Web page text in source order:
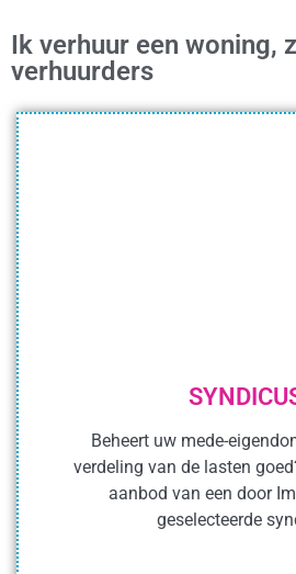
Ik verhuur een woning,
verhuurders
Beheert uw mede-
verdeling van de lasten
aanbod van een door
geselecteerde